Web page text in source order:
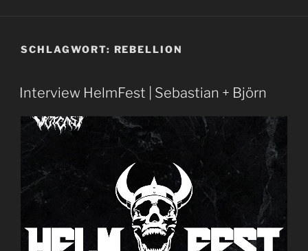
SCHLAGWORT: REBELLION
Interview HelmFest | Sebastian + Björn